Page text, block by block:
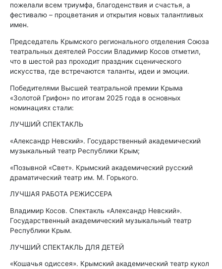
пожелали всем триумфа, благоденствия и счастья, а
фестивалю – процветания и открытия новых талантливых
имен.
Председатель Крымского регионального отделения Союза
театральных деятелей России Владимир Косов отметил,
что в шестой раз проходит праздник сценического
искусства, где встречаются таланты, идеи и эмоции.
Победителями Высшей театральной премии Крыма
«Золотой Грифон» по итогам 2025 года в основных
номинациях стали:
ЛУЧШИЙ СПЕКТАКЛЬ
«Александр Невский». Государственный академический
музыкальный театр Республики Крым;
«Позывной «Свет». Крымский академический русский
драматический театр им. М. Горького.
ЛУЧШАЯ РАБОТА РЕЖИССЕРА
Владимир Косов. Спектакль «Александр Невский».
Государственный академический музыкальный театр
Республики Крым.
ЛУЧШИЙ СПЕКТАКЛЬ ДЛЯ ДЕТЕЙ
«Кошачья одиссея». Крымский академический театр кукол